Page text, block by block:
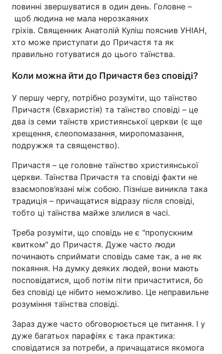
повинні звершуватися в один день. Головне –
щоб людина не мала нерозкаяних
гріхів. Священник Анатолій Куліш пояснив УНІАН,
хто може приступати до Причастя та як
правильно готуватися до цього таїнства.
Коли можна йти до Причастя без сповіді?
У першу чергу, потрібно розуміти, що таїнство
Причастя (Євхаристія) та таїнство сповіді – це
два із семи таїнств християнської церкви (є ще
хрещення, єлеопомазання, миропомазання,
подружжя та священство).
Причастя – це головне таїнство християнської
церкви. Таїнства Причастя та сповіді факти не
взаємопов’язані між собою. Пізніше виникла така
традиція – причащатися відразу після сповіді,
тобто ці таїнства майже злилися в часі.
Треба розуміти, що сповідь не є "пропускним
квитком" до Причастя. Дуже часто люди
починають сприймати сповідь саме так, а не як
покаяння. На думку деяких людей, вони мають
посповідатися, щоб потім піти причаститися, бо
без сповіді це нібито неможливо. Це неправильне
розуміння таїнства сповіді.
Зараз дуже часто обговорюється це питання. І у
дуже багатьох парафіях є така практика:
сповідатися за потреби, а причащатися якомога